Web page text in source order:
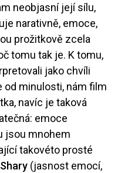
neobjasní její sílu,
narativně, emoce,
prožitkově zcela
tomu tak je. K tomu,
jako chvíli
od minulosti, nám film
navíc je taková
emoce
jsou mnohem
takovéto prosté
Shary (jasnost emocí,